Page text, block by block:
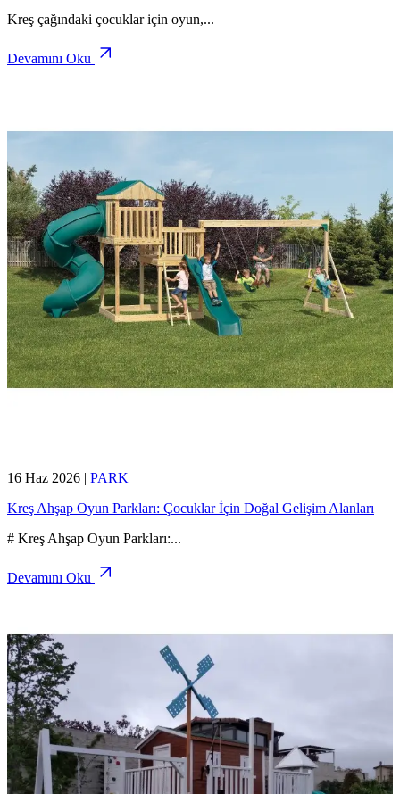
Kreş çağındaki çocuklar için oyun,...
Devamını Oku
16 Haz 2026 | PARK
Kreş Ahşap Oyun Parkları: Çocuklar İçin Doğal Gelişim Alanları
# Kreş Ahşap Oyun Parkları:...
Devamını Oku